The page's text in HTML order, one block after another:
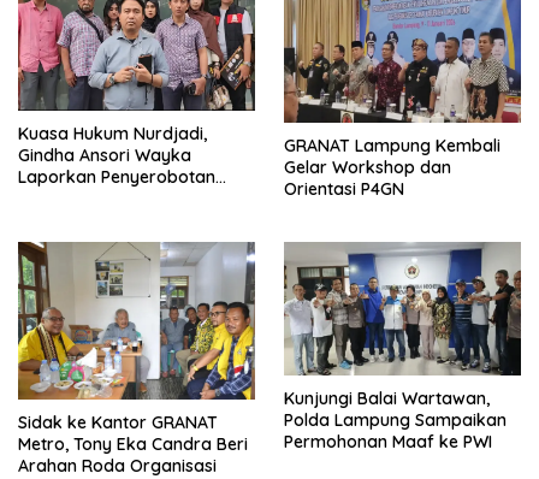
Kuasa Hukum Nurdjadi,
Gindha Ansori Wayka
Laporkan Penyerobotan
GRANAT Lampung Kembali
Gelar Workshop dan
Orientasi P4GN
‎Sidak ke Kantor GRANAT
Metro, Tony Eka Candra Beri
Arahan Roda Organisasi
Kunjungi Balai Wartawan,
Polda Lampung Sampaikan
Permohonan Maaf ke PWI